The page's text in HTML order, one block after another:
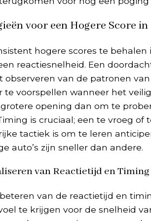
voor een Hogere Score
hogere scores te
reactiesnelheid. Een
observeren van de patronen
te voorspellen wanneer het
opening dan om te
is cruciaal; een te vroeg
tactiek is om te leren
auto’s zijn sneller dan andere.
van Reactietijd en Timing
van de reactietijd en
te krijgen voor de snelheid